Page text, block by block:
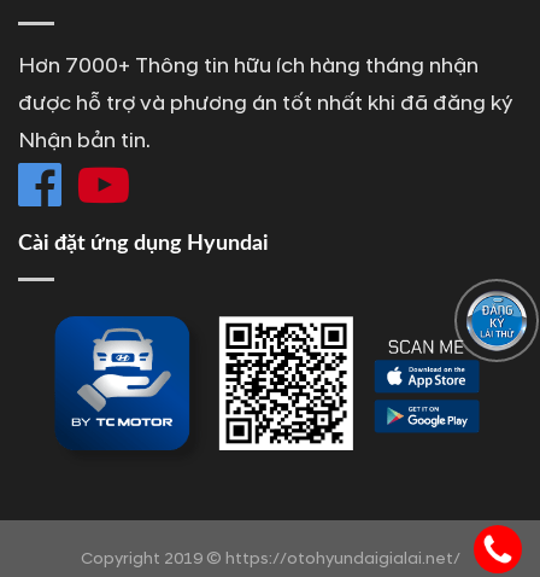
Hơn 7000+ Thông tin hữu ích hàng tháng nhận
được hỗ trợ và phương án tốt nhất khi đã đăng ký
Nhận bản tin.
Cài đặt ứng dụng Hyundai
Copyright 2019 © https://otohyundaigialai.net/